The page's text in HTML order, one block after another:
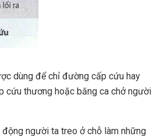
dùng để chỉ đường cấp cứu hay
cứu thương hoặc băng ca chở người
người ta treo ở chỗ làm những